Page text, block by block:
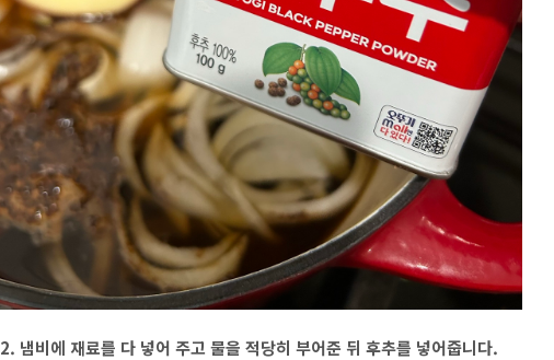
2. 냄비에 재료를 다 넣어 주고 물을 적당히 부어준 뒤 후추를 넣어줍니다.